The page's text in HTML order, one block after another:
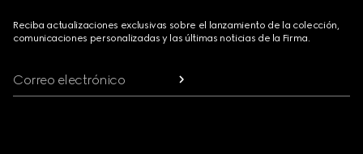
Reciba actualizaciones exclusivas sobre el lanzamiento de la colección,
comunicaciones personalizadas y las últimas noticias de la Firma.
Correo electrónico